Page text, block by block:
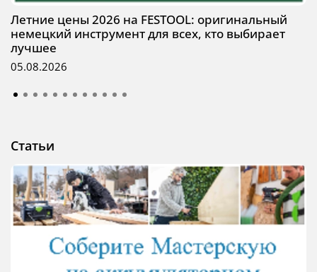
Летние цены 2026 на FESTOOL: оригинальный
немецкий инструмент для всех, кто выбирает
лучшее
05.08.2026
Статьи